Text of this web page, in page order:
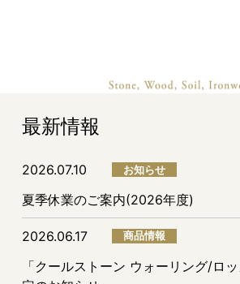
最新情報
2026.07.10 お知らせ
夏季休業のご案内(2026年度)
2026.06.17 商品情報
「クールストーン ウォーリング/ロ